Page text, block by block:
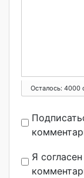
Осталось: 4000
Я